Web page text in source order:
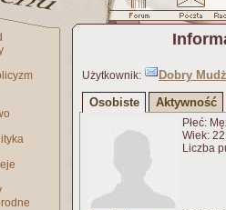
Użytkownik:
Dobry
Osobiste
Aktywność
Płeć:
Wiek:
Liczba